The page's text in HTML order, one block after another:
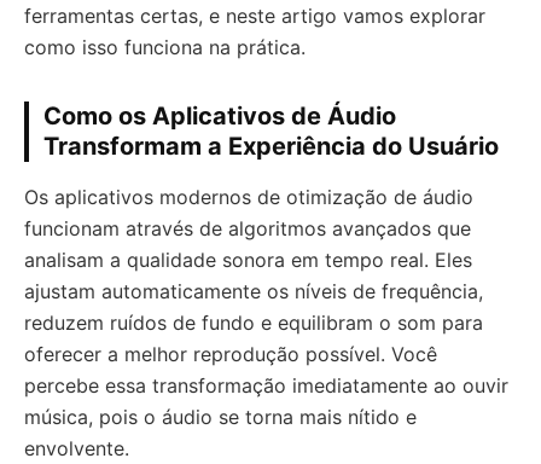
ferramentas certas, e neste artigo vamos explorar
como isso funciona na prática.
Como os Aplicativos de Áudio
Transformam a Experiência do Usuário
Os aplicativos modernos de otimização de áudio
funcionam através de algoritmos avançados que
analisam a qualidade sonora em tempo real. Eles
ajustam automaticamente os níveis de frequência,
reduzem ruídos de fundo e equilibram o som para
oferecer a melhor reprodução possível. Você
percebe essa transformação imediatamente ao ouvir
música, pois o áudio se torna mais nítido e
envolvente.